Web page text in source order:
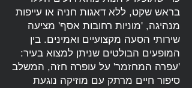
בראש שקט, ללא דאגות חניה או עייפות
מנהיגה, 'מוניות רחובות אסף' מציעה
שירותי הסעה מקצועיים ואמינים. בין
המופעים הבולטים שניתן למצוא בעיר:
'עפרה המחזמר' על עופרה חזה, המשלב
סיפור חיים מרתק עם מוזיקה נוגעת